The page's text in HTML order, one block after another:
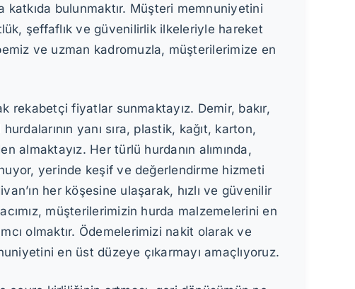
katkıda bulunmaktır. Müşteri memnuniyetini
şeffaflık ve güvenilirlik ilkeleriyle hareket
ve uzman kadromuzla, müşterilerimize en
rekabetçi fiyatlar sunmaktayız. Demir, bakır,
yanı sıra, plastik, kağıt, karton,
almaktayız. Her türlü hurdanın alımında,
yerinde keşif ve değerlendirme hizmeti
her köşesine ulaşarak, hızlı ve güvenilir
müşterilerimizin hurda malzemelerini en
olmaktır. Ödemelerimizi nakit olarak ve
en üst düzeye çıkarmayı amaçlıyoruz.